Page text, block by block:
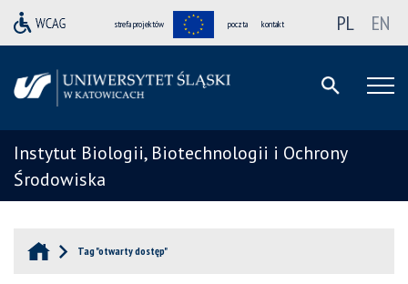
strefa projektów poczta kontakt PL EN
Instytut Biologii, Biotechnologii i Ochrony
Środowiska
Tag "otwarty dostęp"